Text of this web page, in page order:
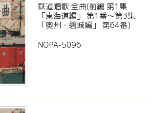
鉄道唱歌 全曲(前編 第1集
「東海道編」 第1番～第3集
「奥州・磐城編」 第64番)
NOPA-5096